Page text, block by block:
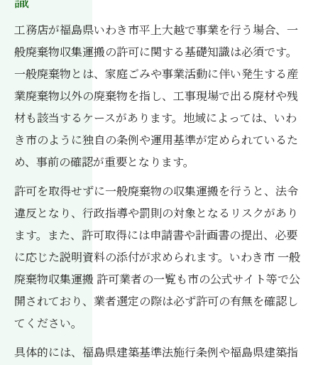
工務店が福島県いわき市平上大越で事業を行う場合、一
般廃棄物収集運搬の許可に関する基礎知識は必須です。
一般廃棄物とは、家庭ごみや事業活動に伴い発生する産
業廃棄物以外の廃棄物を指し、工事現場で出る廃材や残
材も該当するケースがあります。地域によっては、いわ
き市のように独自の条例や運用基準が定められているた
め、事前の確認が重要となります。
許可を取得せずに一般廃棄物の収集運搬を行うと、法令
違反となり、行政指導や罰則の対象となるリスクがあり
ます。また、許可取得には申請書や計画書の提出、必要
に応じた説明資料の添付が求められます。いわき市 一般
廃棄物収集運搬 許可業者の一覧も市の公式サイト等で公
開されており、業者選定の際は必ず許可の有無を確認し
てください。
具体的には、福島県建築基準法施行条例や福島県建築指